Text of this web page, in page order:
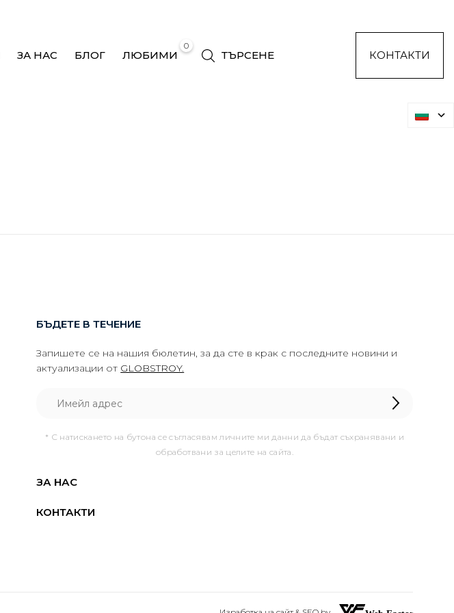
ЗА НАС БЛОГ
0
ЛЮБИМИ ТЪРСЕНЕ КОНТАКТИ
ЗА НАС
КОНТАКТИ
БЪДЕТЕ В ТЕЧЕНИЕ
Запишете се на нашия бюлетин, за да сте в крак с последните новини и
актуализации от GLOBSTROY.
* С натискането на бутона се съгласявам личните ми данни да бъдат съхранявани и
обработвани за целите на сайта.